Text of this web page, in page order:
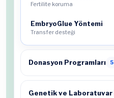
Fertilite koruma
EmbryoGlue Yöntemi
Transfer desteği
Donasyon Programları 5
Genetik ve Laboratuvar